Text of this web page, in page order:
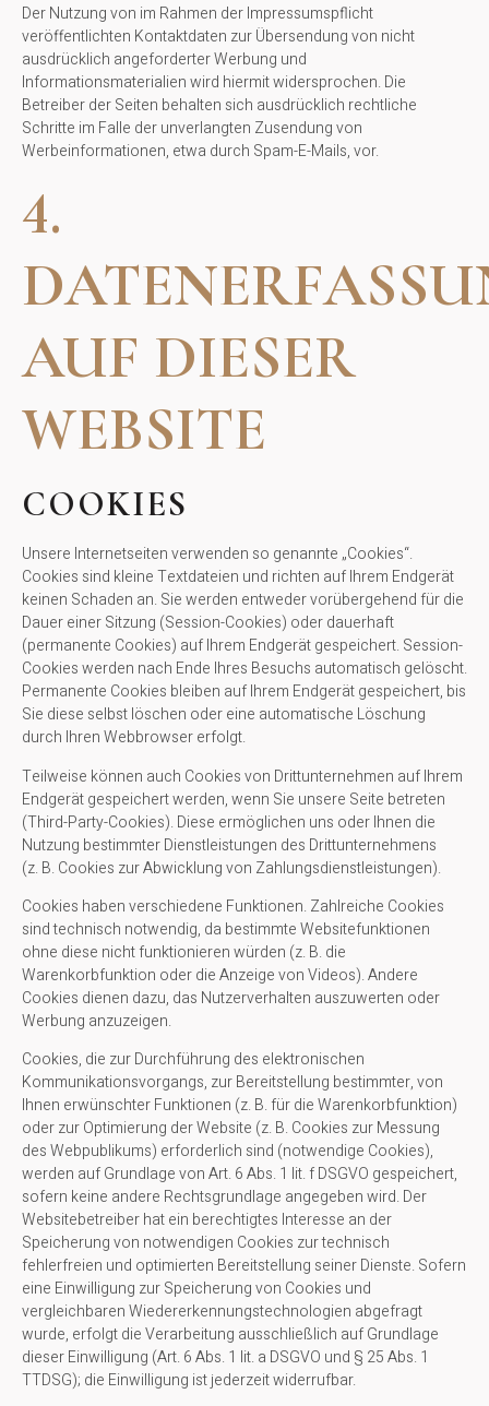
Der Nutzung von im Rahmen der Impressumspflicht
veröffentlichten Kontaktdaten zur Übersendung von nicht
ausdrücklich angeforderter Werbung und
Informationsmaterialien wird hiermit widersprochen. Die
Betreiber der Seiten behalten sich ausdrücklich rechtliche
Schritte im Falle der unverlangten Zusendung von
Werbeinformationen, etwa durch Spam-E-Mails, vor.
4.
AUF DIESER
WEBSITE
COOKIES
Unsere Internetseiten verwenden so genannte „Cookies“.
Cookies sind kleine Textdateien und richten auf Ihrem Endgerät
keinen Schaden an. Sie werden entweder vorübergehend für die
Dauer einer Sitzung (Session-Cookies) oder dauerhaft
(permanente Cookies) auf Ihrem Endgerät gespeichert. Session-
Cookies werden nach Ende Ihres Besuchs automatisch gelöscht.
Permanente Cookies bleiben auf Ihrem Endgerät gespeichert, bis
Sie diese selbst löschen oder eine automatische Löschung
durch Ihren Webbrowser erfolgt.
Teilweise können auch Cookies von Drittunternehmen auf Ihrem
Endgerät gespeichert werden, wenn Sie unsere Seite betreten
(Third-Party-Cookies). Diese ermöglichen uns oder Ihnen die
Nutzung bestimmter Dienstleistungen des Drittunternehmens
(z. B. Cookies zur Abwicklung von Zahlungsdienstleistungen).
Cookies haben verschiedene Funktionen. Zahlreiche Cookies
sind technisch notwendig, da bestimmte Websitefunktionen
ohne diese nicht funktionieren würden (z. B. die
Warenkorbfunktion oder die Anzeige von Videos). Andere
Cookies dienen dazu, das Nutzerverhalten auszuwerten oder
Werbung anzuzeigen.
Cookies, die zur Durchführung des elektronischen
Kommunikationsvorgangs, zur Bereitstellung bestimmter, von
Ihnen erwünschter Funktionen (z. B. für die Warenkorbfunktion)
oder zur Optimierung der Website (z. B. Cookies zur Messung
des Webpublikums) erforderlich sind (notwendige Cookies),
werden auf Grundlage von Art. 6 Abs. 1 lit. f DSGVO gespeichert,
sofern keine andere Rechtsgrundlage angegeben wird. Der
Websitebetreiber hat ein berechtigtes Interesse an der
Speicherung von notwendigen Cookies zur technisch
fehlerfreien und optimierten Bereitstellung seiner Dienste. Sofern
eine Einwilligung zur Speicherung von Cookies und
vergleichbaren Wiedererkennungstechnologien abgefragt
wurde, erfolgt die Verarbeitung ausschließlich auf Grundlage
dieser Einwilligung (Art. 6 Abs. 1 lit. a DSGVO und § 25 Abs. 1
TTDSG); die Einwilligung ist jederzeit widerrufbar.